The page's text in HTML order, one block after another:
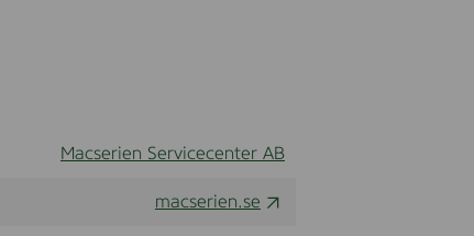
Macserien Servicecenter AB
macserien.se